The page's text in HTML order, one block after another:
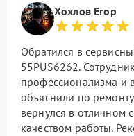
Хохлов Егор
Обратился в
55PUS6262.
профессионализма и
объяснили по
вернулся в отличном
качеством работы.